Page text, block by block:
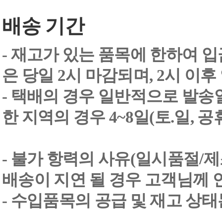
배송 기간
- 재고가 있는 품목에 한하여
은 당일 2시 마감되며, 2시 이
- 택배의 경우 일반적으로 발송
한 지역의 경우 4~8일(토.일,
- 불가 항력의 사유(일시품절/
배송이 지연 될 경우 고객님께
- 수입품목의 공급 및 재고 상